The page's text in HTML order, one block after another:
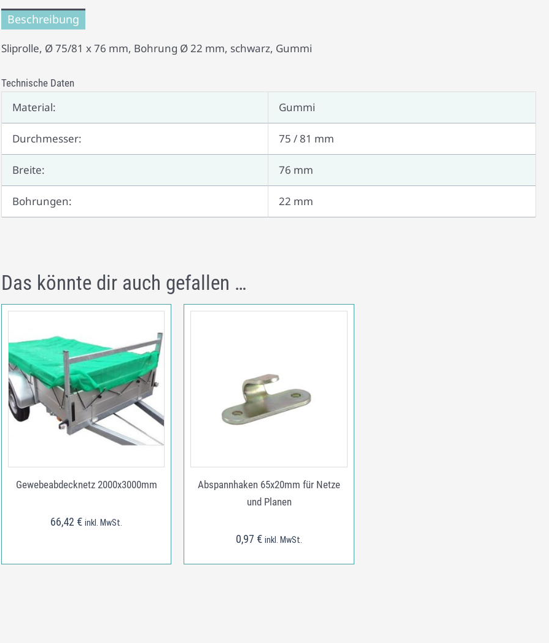
Beschreibung
Sliprolle, Ø 75/81 x 76 mm, Bohrung Ø 22 mm, schwarz, Gummi
Technische Daten
Material: Gummi
Durchmesser: 75 / 81 mm
Breite: 76 mm
Bohrungen: 22 mm
Das könnte dir auch gefallen …
Gewebeabdecknetz 2000x3000mm
66,42 € inkl. MwSt.
Abspannhaken 65x20mm für Netze
und Planen
0,97 € inkl. MwSt.